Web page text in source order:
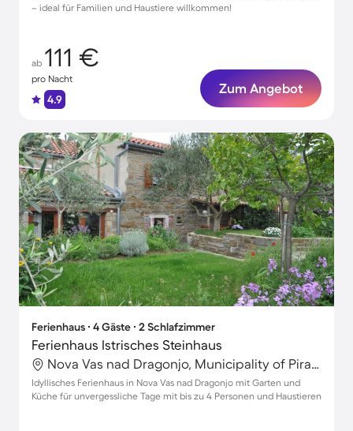
– ideal für Familien und Haustiere willkommen!
ab 111 €
pro Nacht
4.9
Zum Angebot
Ferienhaus ∙ 4 Gäste ∙ 2 Schlafzimmer
Ferienhaus Istrisches Steinhaus
Nova Vas nad Dragonjo, Municipality of Piran, Slowenien
Idyllisches Ferienhaus in Nova Vas nad Dragonjo mit Garten und
Küche für unvergessliche Tage mit bis zu 4 Personen und Haustieren